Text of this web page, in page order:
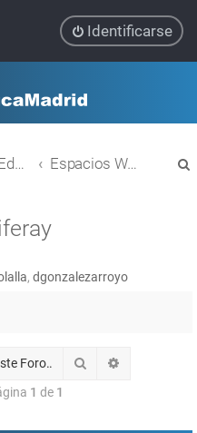
Identificarse
Plataforma Educativa EducaMadrid Espacios WEB con Liferay
, dgonzalezarroyo
Buscar
1 de 1